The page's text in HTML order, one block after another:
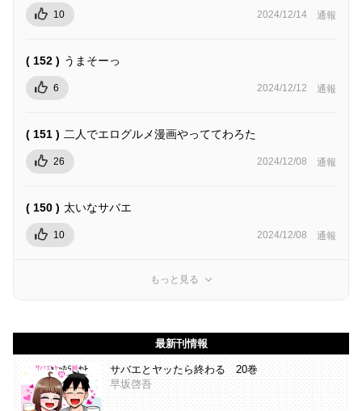
10 2024/12/14 通報
( 152 ) うまそーっ
6 2024/12/12 通報
( 151 ) 二人でエログルメ漫画やっててわろた
26 2024/12/08 通報
( 150 ) 太いなサバエ
10 2024/12/08 通報
もっと見る
最新刊情報
サバエとヤッたら終わる 20巻
早坂啓吾